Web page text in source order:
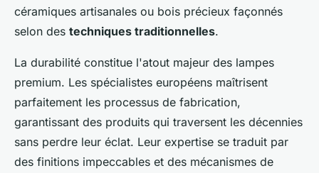
céramiques artisanales ou bois précieux façonnés
selon des techniques traditionnelles.
La durabilité constitue l'atout majeur des lampes
premium. Les spécialistes européens maîtrisent
parfaitement les processus de fabrication,
garantissant des produits qui traversent les décennies
sans perdre leur éclat. Leur expertise se traduit par
des finitions impeccables et des mécanismes de